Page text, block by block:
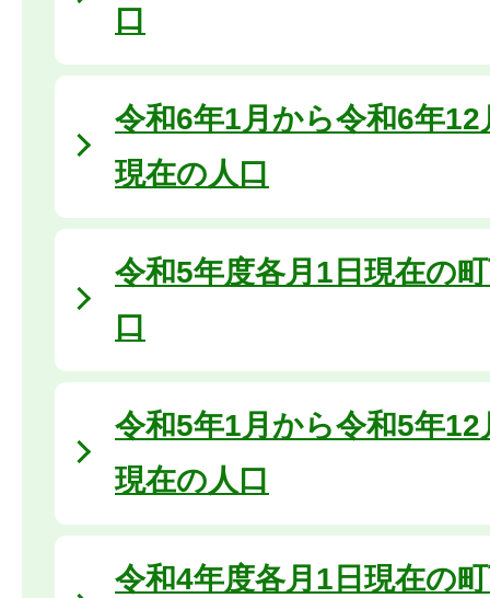
口
令和6年1月から令和6年
現在の人口
令和5年度各月1日現在の
口
令和5年1月から令和5年
現在の人口
令和4年度各月1日現在の